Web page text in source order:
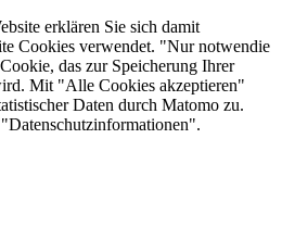
erklären Sie sich damit
Cookies verwendet. "Nur notwendie
das zur Speicherung Ihrer
Mit "Alle Cookies akzeptieren"
Daten durch Matomo zu.